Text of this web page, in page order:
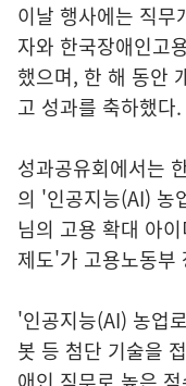
이날 행사에는 직무
자와 한국장애인고
했으며, 한 해 동안
고 성과를 축하했다.
성과공유회에서는
의 '인공지능(AI) 농
님의 고용 확대 아
제도'가 고용노동부
'인공지능(AI) 농업
봇 등 첨단 기술을